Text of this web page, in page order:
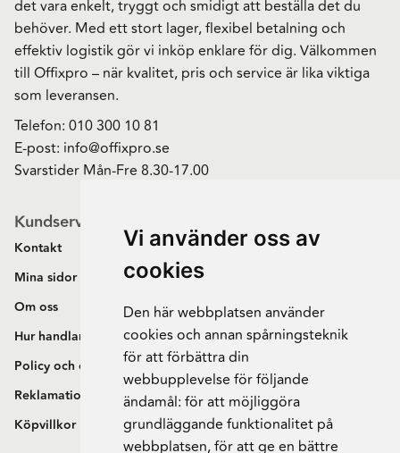
Vi använder oss av
cookies
Den här webbplatsen använder
cookies och annan spårningsteknik
för att förbättra din
webbupplevelse för följande
ändamål: för att möjliggöra
grundläggande funktionalitet på
webbplatsen,för att ge en bättre
det vara enkelt, tryggt och smidigt att beställa det du
behöver. Med ett stort lager, flexibel betalning och
effektiv logistik gör vi inköp enklare för dig. Välkommen
till Offixpro – när kvalitet, pris och service är lika viktiga
som leveransen.
Telefon: 010 300 10 81
E-post: info@offixpro.se
Svarstider Mån-Fre 8.30-17.00
Kundservice
Kontakt
Mina sidor
Om oss
Hur handlar jag?
Policy och cookies
Reklamation och retur
Köpvillkor